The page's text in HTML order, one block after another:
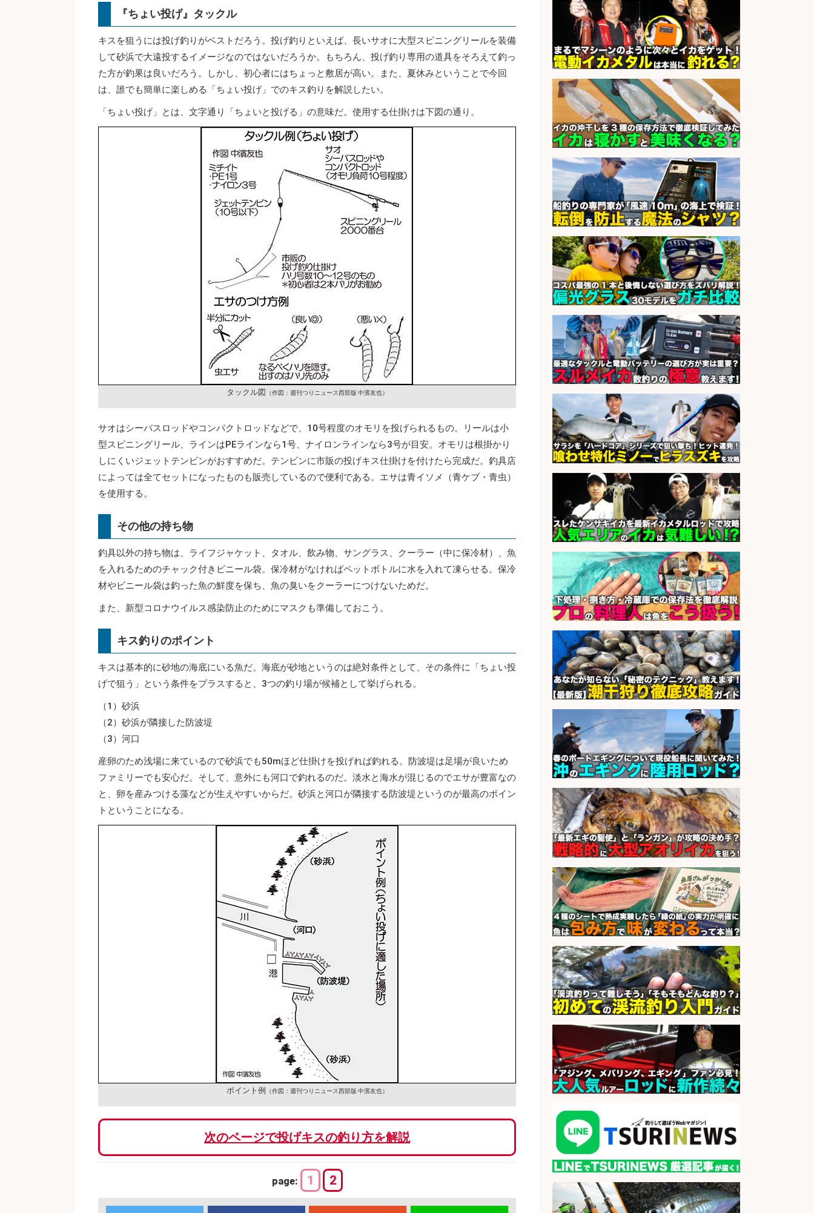
『ちょい投げ』タックル
キスを狙うには投げ釣りがベストだろう。投げ釣りといえば、長いサオに大型スピニングリールを装備
して砂浜で大遠投するイメージなのではないだろうか。もちろん、投げ釣り専用の道具をそろえて釣っ
た方が釣果は良いだろう。しかし、初心者にはちょっと敷居が高い。また、夏休みということで今回
は、誰でも簡単に楽しめる「ちょい投げ」でのキス釣りを解説したい。
「ちょい投げ」とは、文字通り「ちょいと投げる」の意味だ。使用する仕掛けは下図の通り。
タックル図 （作図：週刊つりニュース西部版 中濱友也）
サオはシーバスロッドやコンパクトロッドなどで、10号程度のオモリを投げられるもの。リールは小
型スピニングリール、ラインはPEラインなら1号、ナイロンラインなら3号が目安。オモリは根掛かり
しにくいジェットテンビンがおすすめだ。テンビンに市販の投げキス仕掛けを付けたら完成だ。釣具店
によっては全てセットになったものも販売しているので便利である。エサは青イソメ（青ケブ・青虫）
を使用する。
その他の持ち物
釣具以外の持ち物は、ライフジャケット、タオル、飲み物、サングラス、クーラー（中に保冷材）、魚
を入れるためのチャック付きビニール袋。保冷材がなければペットボトルに水を入れて凍らせる。保冷
材やビニール袋は釣った魚の鮮度を保ち、魚の臭いをクーラーにつけないためだ。
また、新型コロナウイルス感染防止のためにマスクも準備しておこう。
キス釣りのポイント
キスは基本的に砂地の海底にいる魚だ。海底が砂地というのは絶対条件として、その条件に「ちょい投
げで狙う」という条件をプラスすると、3つの釣り場が候補として挙げられる。
（1）砂浜
（2）砂浜が隣接した防波堤
（3）河口
産卵のため浅場に来ているので砂浜でも50mほど仕掛けを投げれば釣れる。防波堤は足場が良いため
ファミリーでも安心だ。そして、意外にも河口で釣れるのだ。淡水と海水が混じるのでエサが豊富なの
と、卵を産みつける藻などが生えやすいからだ。砂浜と河口が隣接する防波堤というのが最高のポイン
トということになる。
ポイント例 （作図：週刊つりニュース西部版 中濱友也）
次のページで投げキスの釣り方を解説
page: 1 2
魚加工・販売スタッフ」
会社名 株式会社一号舘
sponsored by 求人ボックス
福岡「現場監督」/釣り好き歓迎/残
業10時間/経験者歓迎
会社名 広松久水産株式会社
sponsored by 求人ボックス
レジカウンター/お釣りの計算不要
の簡単レジ 未経験も安心の研修あり
1日2h
会社名 オーケー株式会社
日払いOKで即日収入/キッチンスタ
ッフ/「神戸市灘区」お魚の加工や
お刺身の盛り付け/王子公園駅徒歩4
分のスーパー/未経験歓迎のシフト
制日勤/自転車・バイク通勤OK
会社名
パーソルファクトリーパートナ
ーズ株式会社
sponsored by 求人ボックス
さらに求人情報を見る